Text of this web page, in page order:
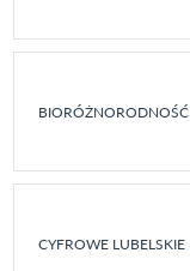
BIORÓŻNORODNOŚĆ
CYFROWE LUBELSKIE